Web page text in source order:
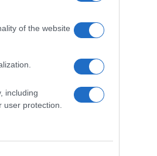
of the website
including
protection.